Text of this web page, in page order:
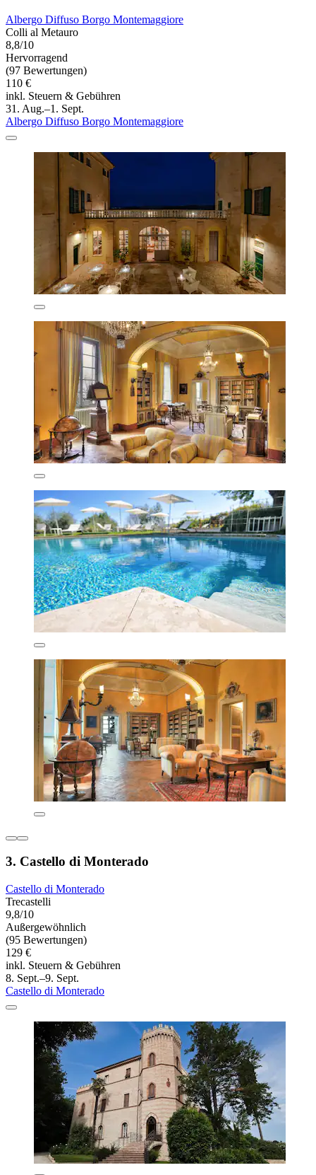
Albergo Diffuso Borgo Montemaggiore
Colli al Metauro
8,8/10
Hervorragend
(97 Bewertungen)
110 €
inkl. Steuern & Gebühren
31. Aug.–1. Sept.
Albergo Diffuso Borgo Montemaggiore
3. Castello di Monterado
Castello di Monterado
Trecastelli
9,8/10
Außergewöhnlich
(95 Bewertungen)
129 €
inkl. Steuern & Gebühren
8. Sept.–9. Sept.
Castello di Monterado